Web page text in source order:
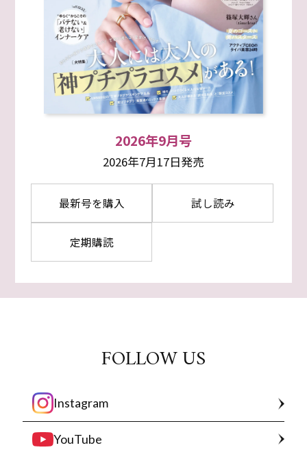
2026年9月号
2026年7月17日発売
最新号を購入 試し読み
定期購読
FOLLOW US
Instagram
YouTube